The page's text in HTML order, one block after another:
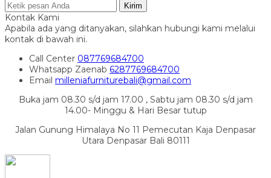
Kirim
Kontak Kami
Apabila ada yang ditanyakan, silahkan hubungi kami melalui
kontak di bawah ini.
Call Center 087769684700
Whatsapp Zaenab 6287769684700
Email milleniafurniturebali@gmail.com
Buka jam 08.30 s/d jam 17.00 , Sabtu jam 08.30 s/d jam
14.00- Minggu & Hari Besar tutup
Jalan Gunung Himalaya No 11 Pemecutan Kaja Denpasar
Utara Denpasar Bali 80111